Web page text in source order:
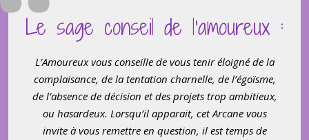
Le sage conseil de l’amoureux :
L’Amoureux vous conseille de vous tenir éloigné de la
complaisance, de la tentation charnelle, de l’égoïsme,
de l’absence de décision et des projets trop ambitieux,
ou hasardeux. Lorsqu’il apparait, cet Arcane vous
invite à vous remettre en question, il est temps de